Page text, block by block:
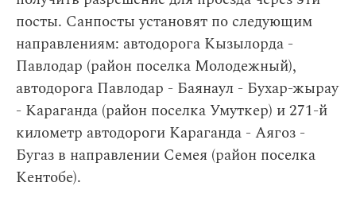
посты. Санпосты установят по следующим
направлениям: автодорога Кызылорда -
Павлодар (район поселка Молодежный),
автодорога Павлодар - Баянаул - Бухар-жырау
- Караганда (район поселка Умуткер) и 271-й
километр автодороги Караганда - Аягоз -
Бугаз в направлении Семея (район поселка
Кентобе).